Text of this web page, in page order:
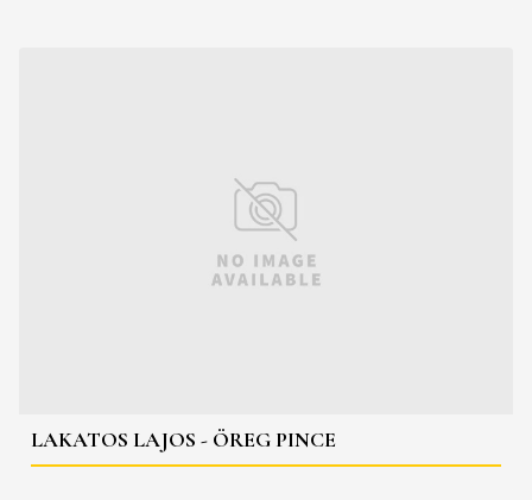
LAKATOS LAJOS - ÖREG PINCE